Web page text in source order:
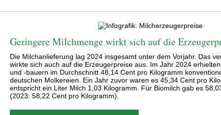
Geringere Milchmenge wirkt sich auf die
Die Milchanlieferung lag 2024 insgesamt unter dem Vorjahr. Das
wirkte sich auch auf die Erzeugerpreise aus. Im Jahr 2024
und -bauern im Durchschnitt 48,14 Cent pro Kilogramm
deutschen Molkereien. Ein Jahr zuvor waren es 45,34 Cent pro
entspricht ein Liter Milch 1,03 Kilogramm. Für Biomilch gab es
(2023: 58,22 Cent pro Kilogramm).